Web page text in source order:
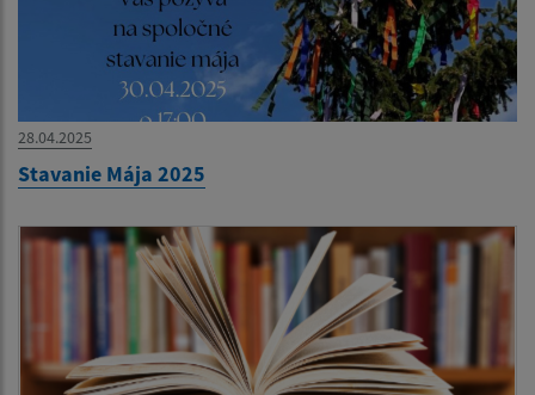
28.04.2025
Stavanie Mája 2025